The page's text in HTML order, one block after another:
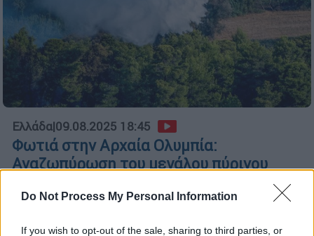
Do Not Process My Personal Information
If you wish to opt-out of the sale, sharing to third parties, or
Ελλάδα|09.08.2025 18:45
Φωτιά στην Αρχαία Ολυμπία:
Αναζωπύρωση του μεγάλου πύρινου
Η πυρκαγιά πήρε εκ νέου διαστάσεις από
τους ισχυρούς ανέμους